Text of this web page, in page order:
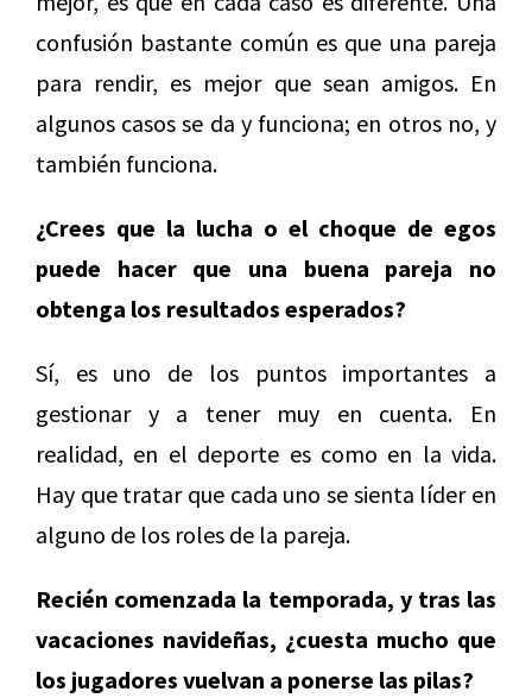
confusión bastante común es que una pareja
para rendir, es mejor que sean amigos. En
algunos casos se da y funciona; en otros no, y
también funciona.
¿Crees que la lucha o el choque de egos
puede hacer que una buena pareja no
obtenga los resultados esperados?
Sí, es uno de los puntos importantes a
gestionar y a tener muy en cuenta. En
realidad, en el deporte es como en la vida.
Hay que tratar que cada uno se sienta líder en
alguno de los roles de la pareja.
Recién comenzada la temporada, y tras las
vacaciones navideñas, ¿cuesta mucho que
los jugadores vuelvan a ponerse las pilas?